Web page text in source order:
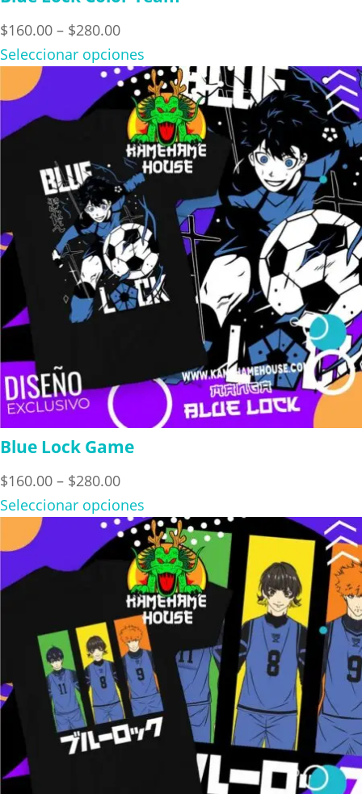
$160.00 – $280.00Price
range:
$160.00
through
$280.00
Seleccionar opciones
Blue Lock Game
$160.00 – $280.00Price
range:
$160.00
through
$280.00
Seleccionar opciones